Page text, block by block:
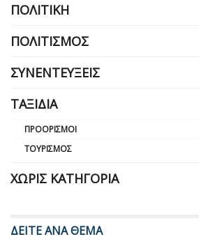
ΠΟΛΙΤΙΚΉ
ΠΟΛΙΤΙΣΜΌΣ
ΣΥΝΕΝΤΕΎΞΕΙΣ
ΤΑΞΊΔΙΑ
ΠΡΟΟΡΙΣΜΟΊ
ΤΟΥΡΙΣΜΌΣ
ΧΩΡΊΣ ΚΑΤΗΓΟΡΊΑ
ΔΕΙΤΕ ΑΝΑ ΘΕΜΑ